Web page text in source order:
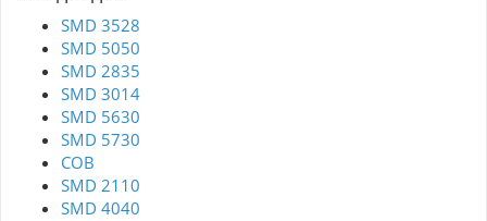
SMD 3528
SMD 5050
SMD 2835
SMD 3014
SMD 5630
SMD 5730
COB
SMD 2110
SMD 4040